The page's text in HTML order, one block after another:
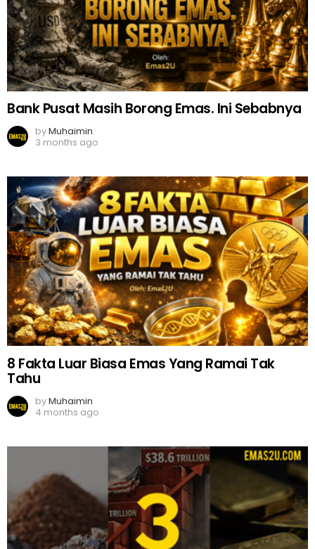
Bank Pusat Masih Borong Emas. Ini Sebabnya
byMuhaimin
3 months ago
8 Fakta Luar Biasa Emas Yang Ramai Tak
Tahu
byMuhaimin
4 months ago